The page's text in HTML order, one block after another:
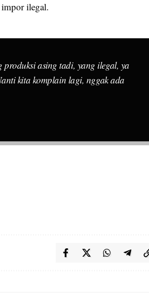
impor ilegal.
asing tadi, yang ilegal, ya
kita komplain lagi, nggak ada